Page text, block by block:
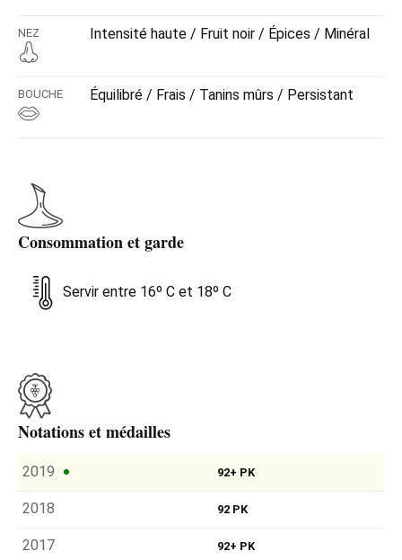
NEZ Intensité haute / Fruit noir / Épices / Minéral
BOUCHE Équilibré / Frais / Tanins mûrs / Persistant
Consommation et garde
Servir entre 16º C et 18º C
Notations et médailles
2019 92+ PK
2018 92 PK
2017 92+ PK